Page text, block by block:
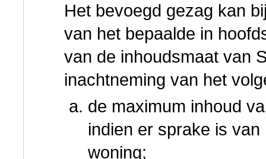
Het bevoegd gezag kan
van het bepaalde in
van de inhoudsmaat van
inachtneming van het
de maximum inhoud
indien er sprake is
woning;